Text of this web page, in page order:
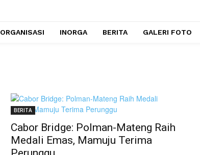
ORGANISASI INORGA BERITA GALERI FOTO
BERITA
Cabor Bridge: Polman-Mateng Raih
Medali Emas, Mamuju Terima